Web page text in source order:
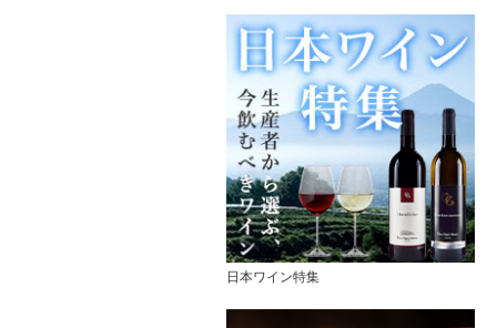
日本ワイン特集